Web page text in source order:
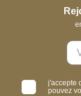
j'accepte
pouvez